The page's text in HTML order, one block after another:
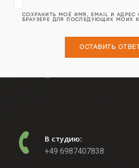
СОХРАНИТЬ МОЁ ИМЯ, EMAIL И АДРЕС
БРАУЗЕРЕ ДЛЯ ПОСЛЕДУЮЩИХ МОИХ
В студию:
+49 6987407838